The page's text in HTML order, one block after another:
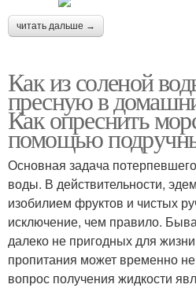
читать дальше →
Как из соленой
пресную в
Как опреснить
помощью
Основная задача
воды. В действительности,
изобилием фруктов и чистых
исключение, чем правило.
далеко не пригодных для
пропитания может временно не
вопрос получения жидкости